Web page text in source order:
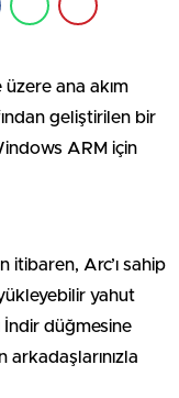
ana akım
geliştirilen bir
ARM için
itibaren, Arc’ı sahip
yahut
İndir düğmesine